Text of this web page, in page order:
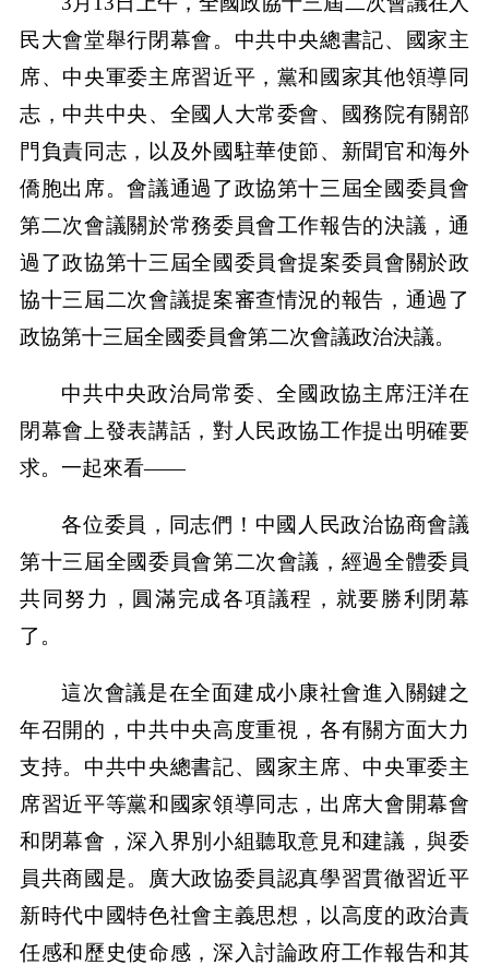
民大會堂舉行閉幕會。中共中央總書記、國家主
席、中央軍委主席習近平，黨和國家其他領導同
志，中共中央、全國人大常委會、國務院有關部
門負責同志，以及外國駐華使節、新聞官和海外
僑胞出席。會議通過了政協第十三屆全國委員會
第二次會議關於常務委員會工作報告的決議，通
過了政協第十三屆全國委員會提案委員會關於政
協十三屆二次會議提案審查情況的報告，通過了
政協第十三屆全國委員會第二次會議政治決議。
中共中央政治局常委、全國政協主席汪洋在
閉幕會上發表講話，對人民政協工作提出明確要
求。一起來看——
各位委員，同志們！中國人民政治協商會議
第十三屆全國委員會第二次會議，經過全體委員
共同努力，圓滿完成各項議程，就要勝利閉幕
了。
這次會議是在全面建成小康社會進入關鍵之
年召開的，中共中央高度重視，各有關方面大力
支持。中共中央總書記、國家主席、中央軍委主
席習近平等黨和國家領導同志，出席大會開幕會
和閉幕會，深入界別小組聽取意見和建議，與委
員共商國是。廣大政協委員認真學習貫徹習近平
新時代中國特色社會主義思想，以高度的政治責
任感和歷史使命感，深入討論政府工作報告和其